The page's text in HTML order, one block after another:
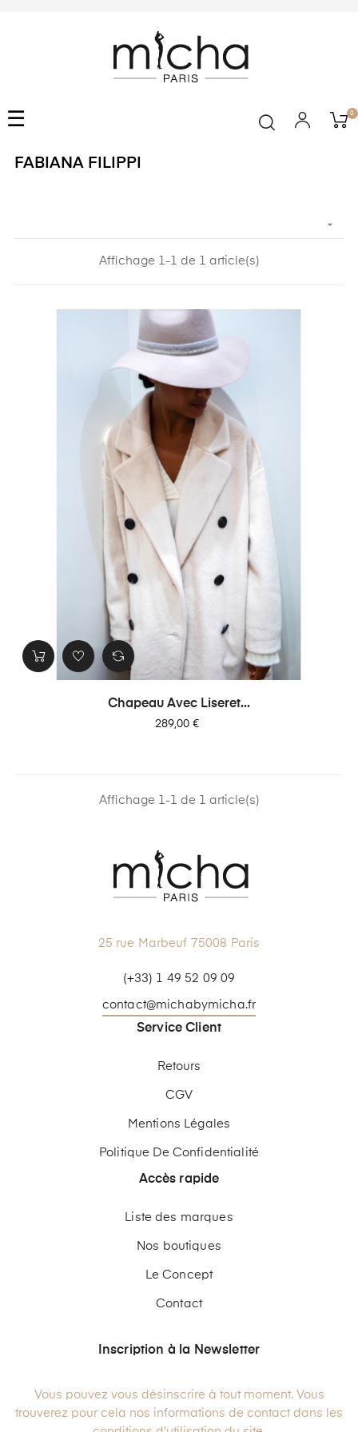
Basculer
navigation
☰ 0
FABIANA FILIPPI

Affichage 1-1 de 1 article(s)
Chapeau Avec Liseret...
Prix
289,00 €
Affichage 1-1 de 1 article(s)
25 rue Marbeuf 75008 Paris
(+33) 1 49 52 09 09
contact@michabymicha.fr
Service Client
Retours
CGV
Mentions Légales
Politique De Confidentialité
Accès rapide
Liste des marques
Nos boutiques
Le Concept
Contact
Inscription à la Newsletter
Vous pouvez vous désinscrire à tout moment. Vous
trouverez pour cela nos informations de contact dans les